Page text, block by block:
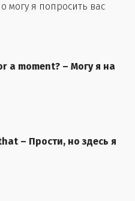
могу я попросить вас
a moment? – Могу я на
– Прости, но здесь я